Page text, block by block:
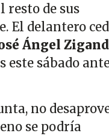
resto de sus
El delantero
Ángel
este sábado
no
se podría